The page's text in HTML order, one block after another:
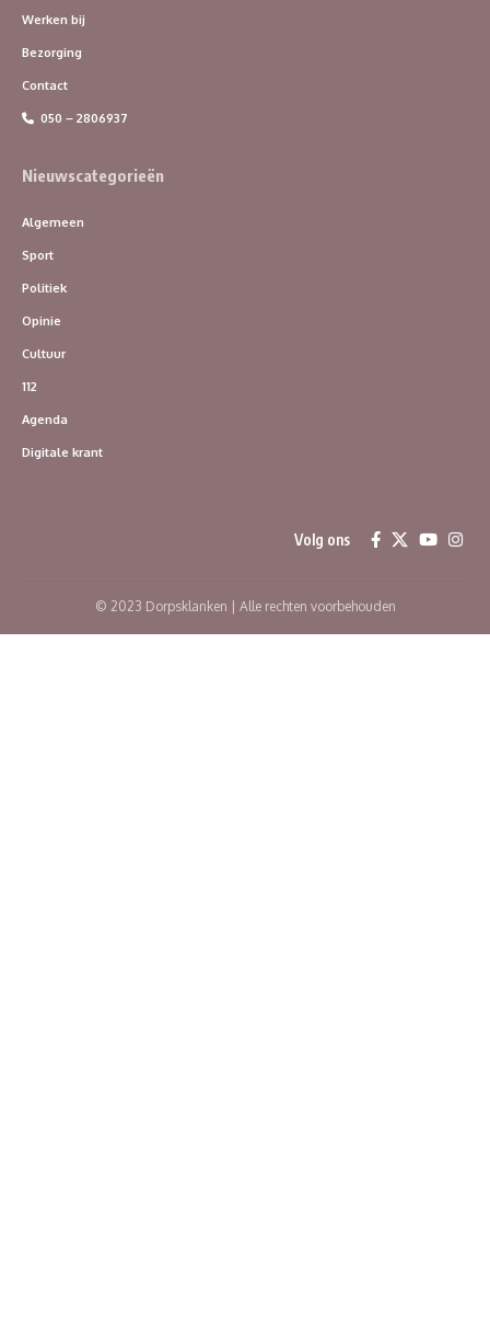
Werken bij
Bezorging
Contact
050 – 2806937
Nieuwscategorieën
Algemeen
Sport
Politiek
Opinie
Cultuur
112
Agenda
Digitale krant
Volg ons
© 2023 Dorpsklanken | Alle rechten voorbehouden